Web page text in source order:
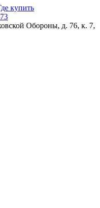
купить
Обороны, д. 76, к. 7,